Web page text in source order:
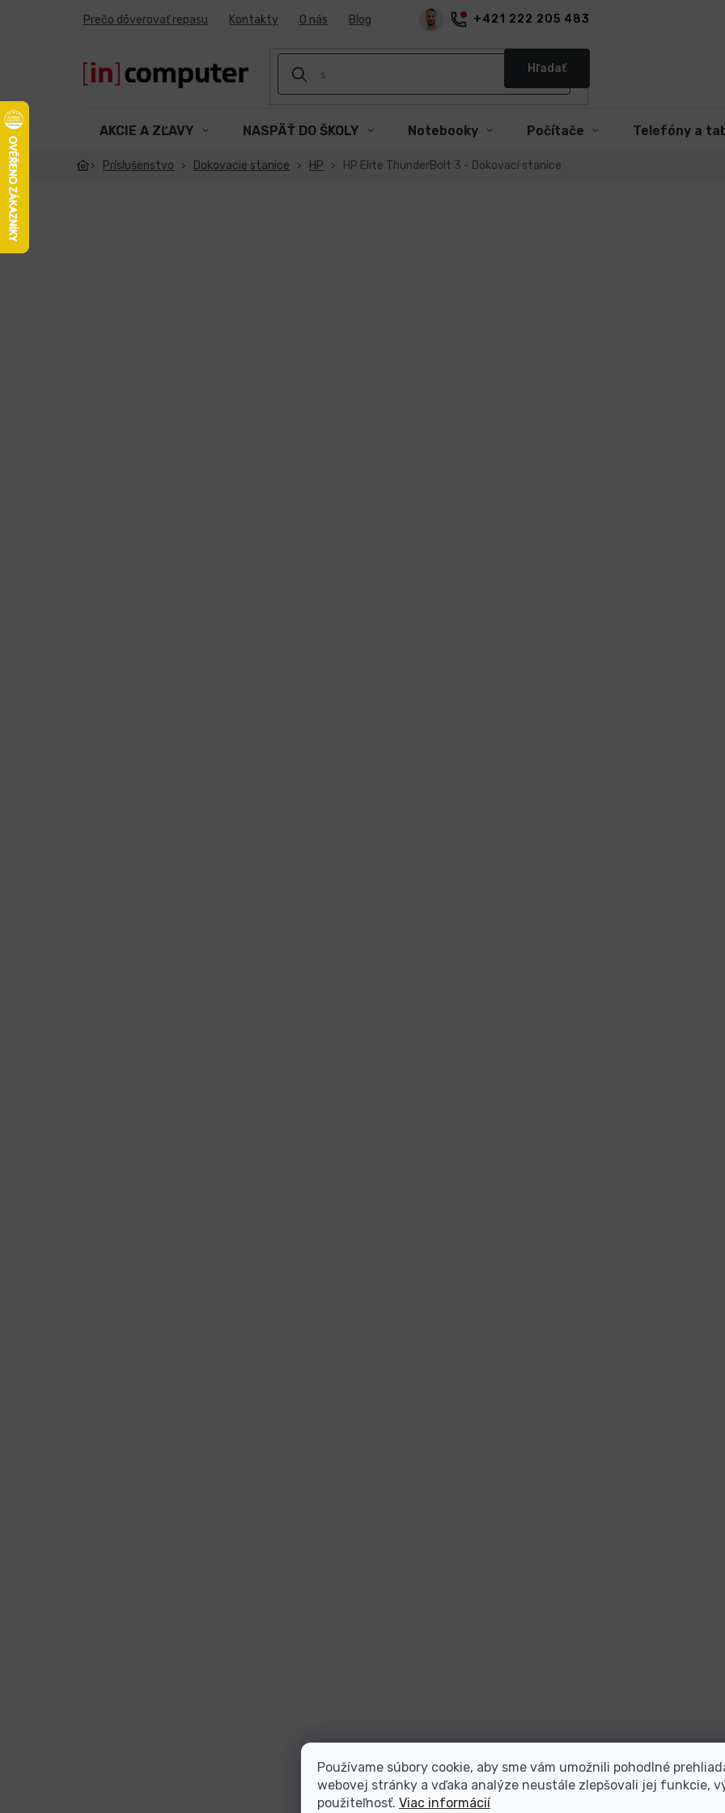
Používame súbory cookie, aby sme vám umožnili pohodlné
webovej stránky a vďaka analýze neustále zlepšovali jej funkcie,
použiteľnosť. Viac informácií
+421 222 205 483
Prečo dôverovať repasu Kontakty O nás Blog
Hľadať
AKCIE A ZĽAVY NASPÄŤ DO ŠKOLY Notebooky Počítače Telefóny a
Príslušenstvo Dokovacie stanice HP HP Elite ThunderBolt 3 - Dokovací stanice